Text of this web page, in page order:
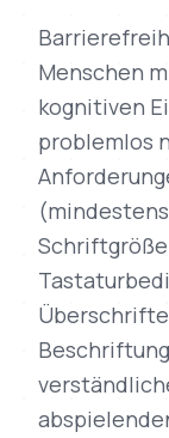
Menschen
kognitiven
problemlos